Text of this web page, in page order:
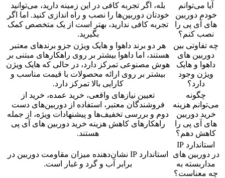
آیا می‌توانم
خودم دوربین
های آی پی را
نصب کنم؟
بله، اگر تجربه کافی در این زمینه دارید، می‌توانید
خودتان دوربین‌ها را نصب و راه اندازی کنید. اما اگر
تجربه کافی ندارید، بهتر است از یک متخصص کمک
بگیرید.
چه تفاوتی بین
دوربین های
داهوا و هایک
ویژن وجود
دارد؟
هر دو برند داهوا و هایک ویژن جزو برندهای معتبر
هستند، اما داهوا بیشتر بر روی راهکارهای مبتنی بر
هوش مصنوعی تمرکز دارد، در حالی که هایک ویژن
بیشتر بر روی ارائه محصولات با قیمت مناسب و
کارایی بالا تمرکز دارد.
چگونه
می‌توانم هزینه
خرید دوربین
های آی پی را
کاهش دهم؟
تعیین نیازهای واقعی، خرید عمده، خرید از
فروشندگان معتبر، استفاده از دوربین‌های دست
دوم و بررسی تخفیف‌ها و پیشنهادات ویژه، از جمله
راهکارهای کاهش هزینه خرید دوربین های آی پی
هستند.
استاندارد IP
در دوربین های
مداربسته به
چه معناست؟
استاندارد IP نشان‌دهنده میزان مقاومت دوربین در
برابر آب و گرد و غبار است.